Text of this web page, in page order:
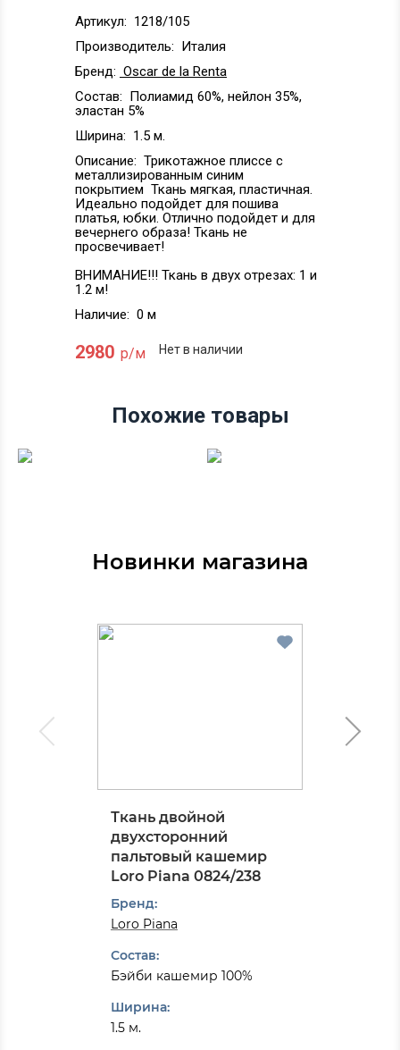
Артикул: 1218/105
Производитель: Италия
Бренд: Oscar de la Renta
Состав: Полиамид 60%, нейлон 35%,
эластан 5%
Ширина: 1.5 м.
Описание: Трикотажное плиссе с
металлизированным синим
покрытием Ткань мягкая, пластичная.
Идеально подойдет для пошива
платья, юбки. Отлично подойдет и для
вечернего образа! Ткань не
просвечивает!
ВНИМАНИЕ!!! Ткань в двух отрезах: 1 и
1.2 м!
Наличие: 0 м
2980 р/м Нет в наличии
Похожие товары
Новинки магазина
Ткань двойной
двухсторонний
пальтовый кашемир
Loro Piana 0824/238
Бренд:
Loro Piana
Состав:
Бэйби кашемир 100%
Ширина:
1.5 м.